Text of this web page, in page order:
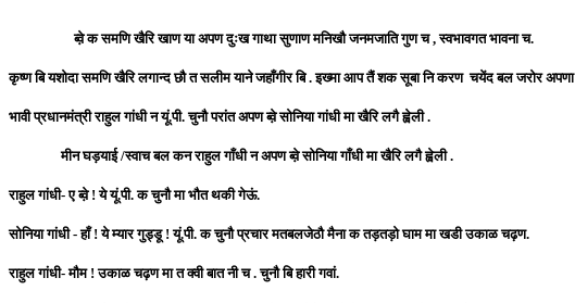
ब्व़े क समणि खैरि खाण या अपण दुःख गाथा सुणाण मनिखौ जनमजाति गुण च , स्वभावगत भावना च.
कृष्ण बि यशोदा समणि खैरि लगान्द छौ त सलीम याने जहाँगीर बि . इख्मा आप तैं शक सूबा नि करण चयेंद बल जरोर अपणा
भावी प्रधानमंत्री राहुल गांधी न यूं.पी. चुनौ परांत अपण ब्व़े सोनिया गांधी मा खैरि लगै ह्वेली .
मीन घड़याई /स्वाच बल कन राहुल गाँधी न अपण ब्व़े सोनिया गाँधी मा खैरि लगै ह्वेली .
राहुल गांधी- ए ब्व़े ! ये यूं.पी. क चुनौ मा भौत थकी गेऊं.
सोनिया गांधी - हाँ ! ये म्यार गुड्डू ! यूं.पी. क चुनौ प्रचार मतबलजेठौ मैना क तड़तड़ो घाम मा खडी उकाळ चढ़ण.
राहुल गांधी- मौम ! उकाळ चढ़ण मा त क्वी बात नी च . चुनौ बि हारी गवां.